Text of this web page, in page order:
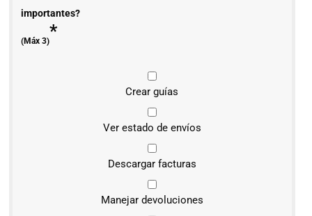
importantes?
(Máx 3)*
Crear guías
Ver estado de envíos
Descargar facturas
Manejar devoluciones